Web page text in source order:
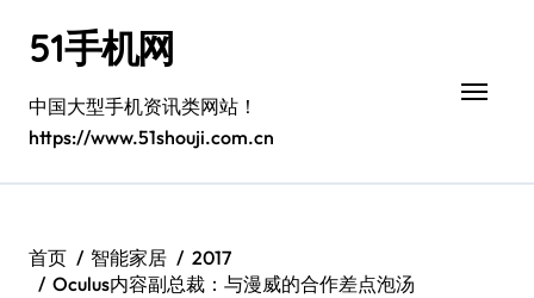
51手机网
中国大型手机资讯类网站！
https://www.51shouji.com.cn
首页 智能家居
2017
Oculus内容副总裁：与漫威的合作差点泡汤